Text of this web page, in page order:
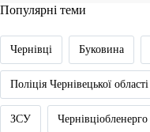
Популярні теми
Чернівці Буковина
Поліція Чернівецької області
ЗСУ Чернівціобленерго